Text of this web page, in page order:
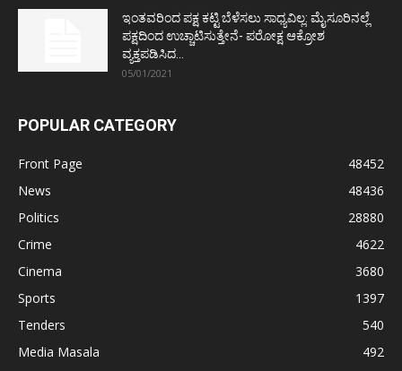
ಇಂತವರಿಂದ ಪಕ್ಷ ಕಟ್ಟಿ ಬೆಳೆಸಲು ಸಾಧ್ಯವಿಲ್ಲ: ಮೈಸೂರಿನಲ್ಲೆ
ಪಕ್ಷದಿಂದ ಉಚ್ಚಾಟಿಸುತ್ತೇನೆ- ಪರೋಕ್ಷ ಆಕ್ರೋಶ
ವ್ಯಕ್ತಪಡಿಸಿದ...
05/01/2021
POPULAR CATEGORY
Front Page
48452
News
48436
Politics
28880
Crime
4622
Cinema
3680
Sports
1397
Tenders
540
Media Masala
492